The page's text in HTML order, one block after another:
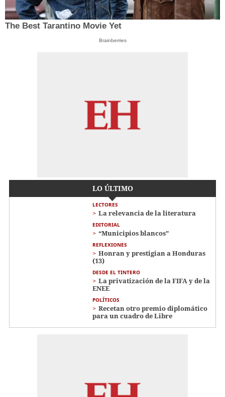
The Best Tarantino Movie Yet
Brainberries
LO ÚLTIMO
LECTORES
La relevancia de la literatura
EDITORIAL
“Municipios blancos”
REFLEXIONES
Honran y prestigian a Honduras
(13)
DESDE EL TINTERO
La privatización de la FIFA y de la
ENEE
POLÍTICOS
Recetan otro premio diplomático
para un cuadro de Libre